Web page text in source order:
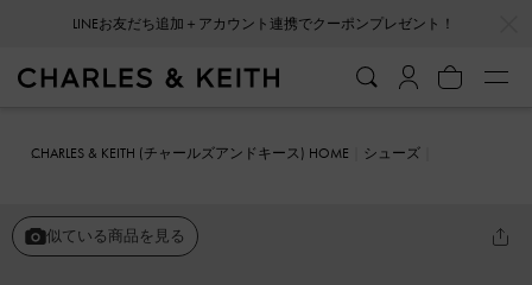
LINEお友だち追加＋アカウント連携でクーポンプレゼント！
CHARLES & KEITH (チャールズアンドキース) HOME
シューズ
似ている商品を見る